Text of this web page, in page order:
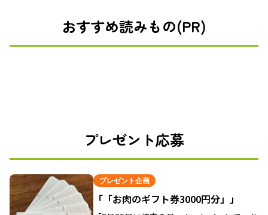
おすすめ読みもの(PR)
プレゼント応募
プレゼント企画
「「お肉のギフト券3000円分」」